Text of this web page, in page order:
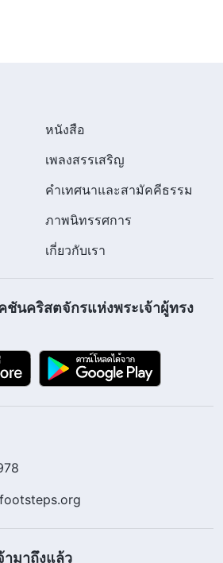
หนังสือ
เพลงสรรเสริญ
คำเทศนาและสามัคคีธรรม
ภาพนิทรรศการ
เกี่ยวกับเรา
ชันคริสตจักรแห่งพระเจ้าผู้ทรง
ามาถึงแล้ว